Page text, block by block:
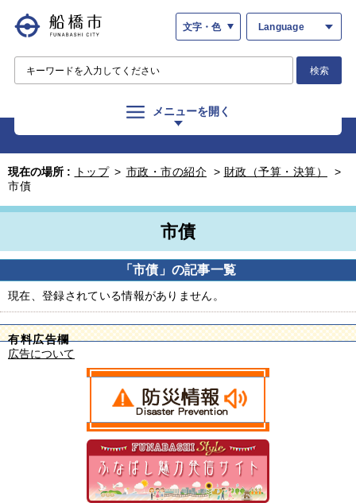
文字・色 Language
検索
メニューを開く
現在の場所 : トップ > 市政・市の紹介 > 財政（予算・決算）
>
市債
市債
「市債」の記事一覧
現在、登録されている情報がありません。
有料広告欄
広告について